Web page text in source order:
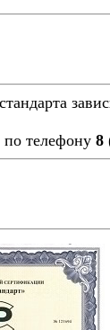
телефону 8